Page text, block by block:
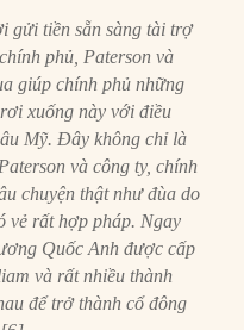
gửi tiền sẵn sàng tài trợ
phủ, Paterson và
giúp chính phủ những
xuống này với điều
Mỹ. Đây không chỉ là
và công ty, chính
chuyện thật như đùa do
vẻ rất hợp pháp. Ngay
Quốc Anh được cấp
và rất nhiều thành
để trở thành cổ đông